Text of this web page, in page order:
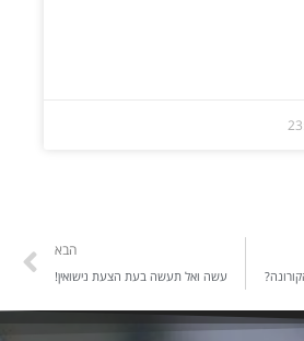
הבא
עשה ואל תעשה בעת הצעת נישואין!